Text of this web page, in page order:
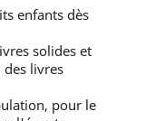
enfants dès
solides et
des livres
pour le